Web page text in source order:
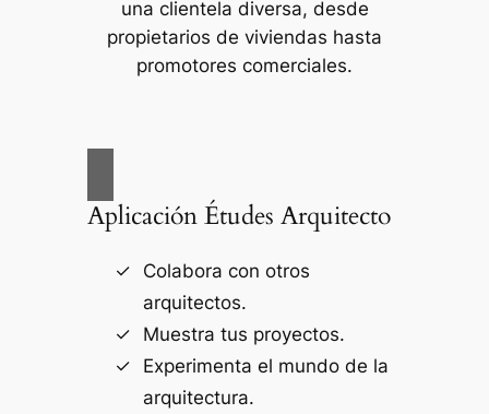
una clientela diversa, desde
propietarios de viviendas hasta
promotores comerciales.
Aplicación Études Arquitecto
Colabora con otros
arquitectos.
Muestra tus proyectos.
Experimenta el mundo de la
arquitectura.